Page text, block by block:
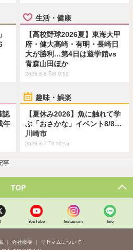
生活・健康
【高校野球2026夏】東海大甲
府・健大高崎・有明・長崎日
大が勝利…第4日は遊学館vs
青森山田ほか
2026.8.8 Sat 9:52
認
年
趣味・娯楽
【夏休み2026】魚に触れて学
ぶ「おさかな」イベント8/8…
川崎市
2026.8.7 Fri 10:45
事
TOP
YouTube Instagram line
会社概要
リセマムについて